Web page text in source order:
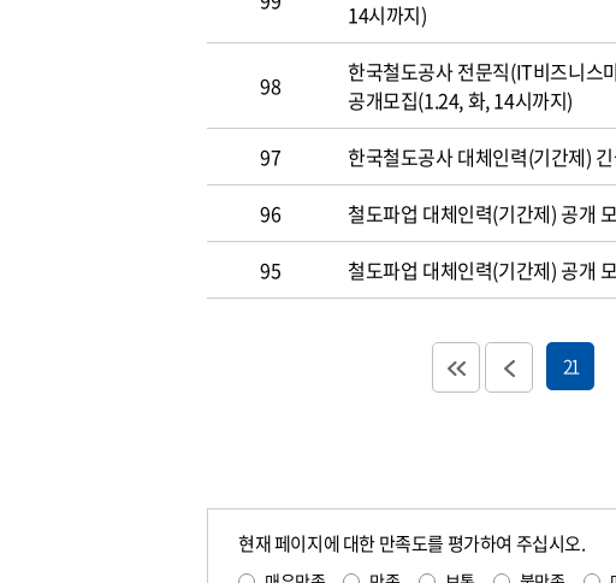
14시까지)
98
한국철도공사 전문직(IT비즈니스
공개모집(1.24, 화, 14시까지)
97 한국철도공사 대체인력(기간제)
96
철도파업 대체인력(기간제) 공개
95
철도파업 대체인력(기간제) 공개
21
현재 페이지에 대한 만족도를 평가하여 주십시오.